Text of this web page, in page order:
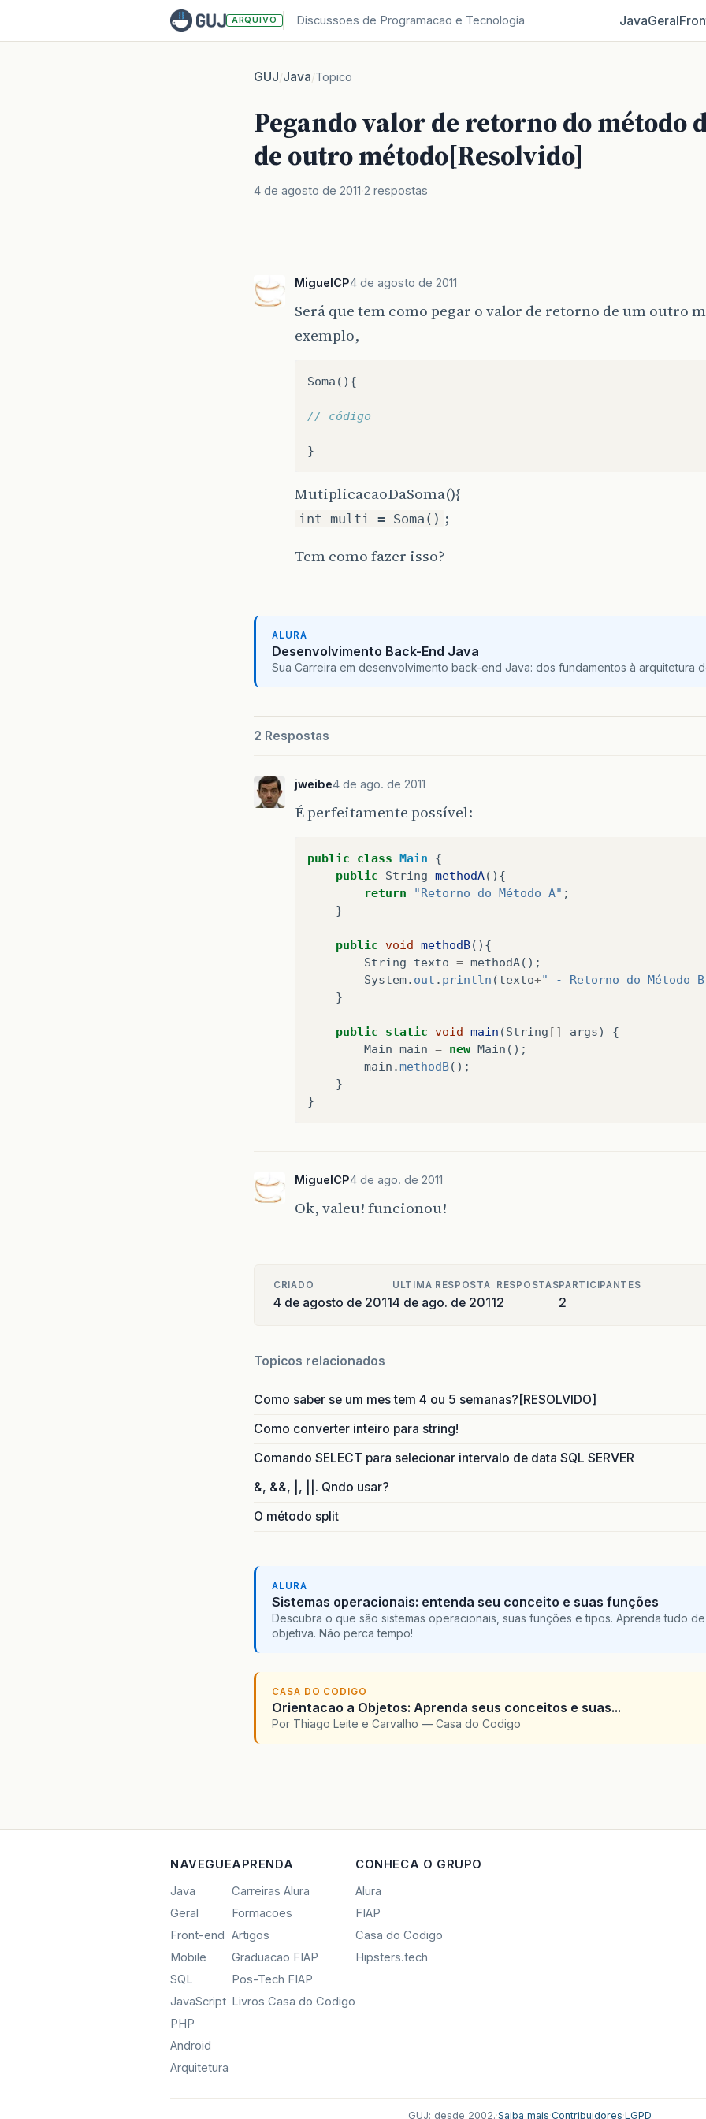
ARQUIVO Discussoes de Programacao e Tecnologia JavaGeral
GUJ/Java/Topico
Pegando valor de retorno do método
de outro método[Resolvido]
4 de agosto de 2011 2 respostas
MiguelCP4 de agosto de 2011
Será que tem como pegar o valor de retorno de um outro
exemplo,
Soma (){
// código
}
MutiplicacaoDaSoma(){
int multi = Soma() ;
Tem como fazer isso?
ALURA
Desenvolvimento Back-End Java
Sua Carreira em desenvolvimento back-end Java: dos fundamentos à arquitetura
2 Respostas
jweibe4 de ago. de 2011
É perfeitamente possível:
public class Main
{
public
String methodA(){
return
"Retorno do Método A" ;
}
public void methodB(){
String
texto = methodA();
System. out . println (texto+" - Retorno do Método
}
public static void main (String [] args)
{
Main main = new Main ();
main .methodB();
}
}
MiguelCP4 de ago. de 2011
Ok, valeu! funcionou!
CRIADO
4 de agosto de 2011
ULTIMA RESPOSTA
4 de ago. de 2011
RESPOSTAS
2
PARTICIPANTES
2
Topicos relacionados
Como saber se um mes tem 4 ou 5 semanas?[RESOLVIDO]
Como converter inteiro para string!
Comando SELECT para selecionar intervalo de data SQL SERVER
&, &&, |, ||. Qndo usar?
O método split
ALURA
Sistemas operacionais: entenda seu conceito e suas funções
Descubra o que são sistemas operacionais, suas funções e tipos. Aprenda tudo
objetiva. Não perca tempo!
CASA DO CODIGO
Orientacao a Objetos: Aprenda seus conceitos e suas...
Por Thiago Leite e Carvalho — Casa do Codigo
NAVEGUE
Java
Geral
Front-end
Mobile
SQL
JavaScript
PHP
Android
Arquitetura
APRENDA
Carreiras Alura
Formacoes
Artigos
Graduacao FIAP
Pos-Tech FIAP
Livros Casa do Codigo
CONHECA O GRUPO
Alura
FIAP
Casa do Codigo
Hipsters.tech
GUJ: desde 2002.·Saiba mais·Contribuidores·LGPD